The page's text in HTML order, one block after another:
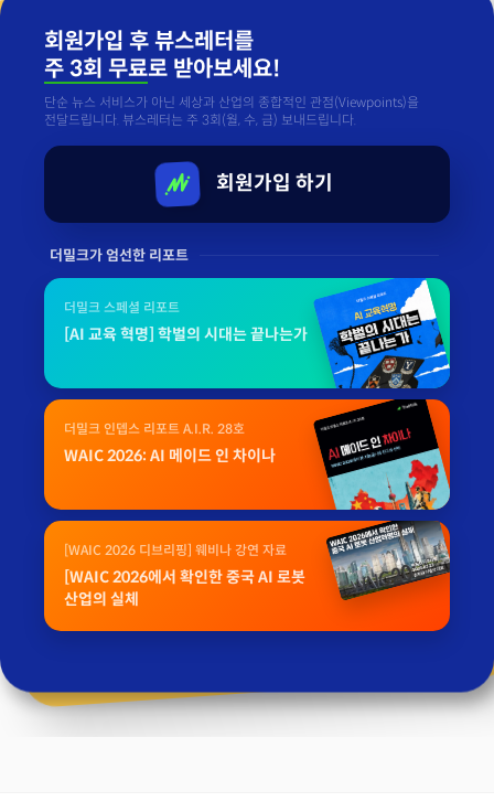
회원가입 후 뷰스레터를
주 3회 무료로 받아보세요!
단순 뉴스 서비스가 아닌 세상과 산업의 종합적인 관점(Viewpoints)을
전달드립니다. 뷰스레터는 주 3회(월, 수, 금) 보내드립니다.
회원가입 하기
더밀크가 엄선한 리포트
더밀크 스페셜 리포트
[AI 교육 혁명] 학벌의 시대는 끝나는가
더밀크 인뎁스 리포트 A.I.R. 28호
WAIC 2026: AI 메이드 인 차이나
[WAIC 2026 디브리핑] 웨비나 강연 자료
[WAIC 2026에서 확인한 중국 AI 로봇
산업의 실체